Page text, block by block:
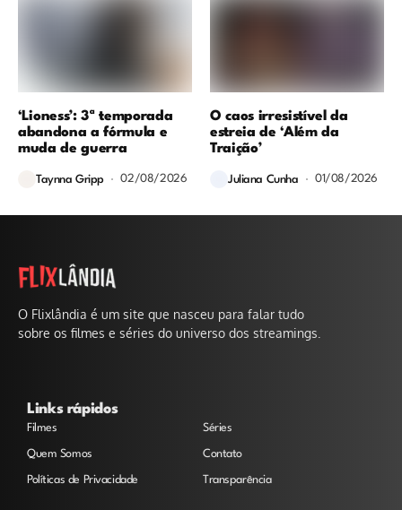
‘Lioness’: 3ª temporada
abandona a fórmula e
muda de guerra
Taynna Gripp 02/08/2026
O caos irresistível da
estreia de ‘Além da
Traição’
Juliana Cunha 01/08/2026
O Flixlândia é um site que nasceu para falar tudo
sobre os filmes e séries do universo dos streamings.
Links rápidos
Filmes Séries
Quem Somos Contato
Políticas de Privacidade Transparência